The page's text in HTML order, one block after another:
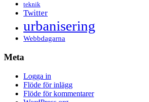
teknik
Twitter
urbanisering
Webbdagarna
Meta
Logga in
Flöde för inlägg
Flöde för kommentarer